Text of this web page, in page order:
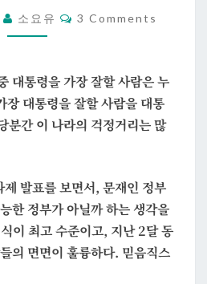
령
을
장
잘
할
소요유 Comments
3 Comments
대통령을 가장 잘할 사람은 누
장 대통령을 잘할 사람을 대통
분간 이 나라의 걱정거리는 많
발표를 보면서, 문재인 정부
한 정부가 아닐까 하는 생각을
이 최고 수준이고, 지난 2달 동
의 면면이 훌륭하다. 믿음직스